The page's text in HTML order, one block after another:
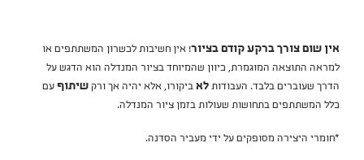
אין שום צורך ברקע קודם בציור! אין חשיבות לכשרון המשתתפים או
למראה התוצאה המוגמרת, כיוון שהמיוחד בציור המנדלה הוא הדגש על
הדרך שעוברים בלבד. העבודותלאביקורו, אלא יהיה אך ורקשיתוףעם
כלל המשתתפים בתחושות שעולות בזמן ציור המנדלה.
*חומרי היצירה מסופקים על ידי מעביר הסדנה.